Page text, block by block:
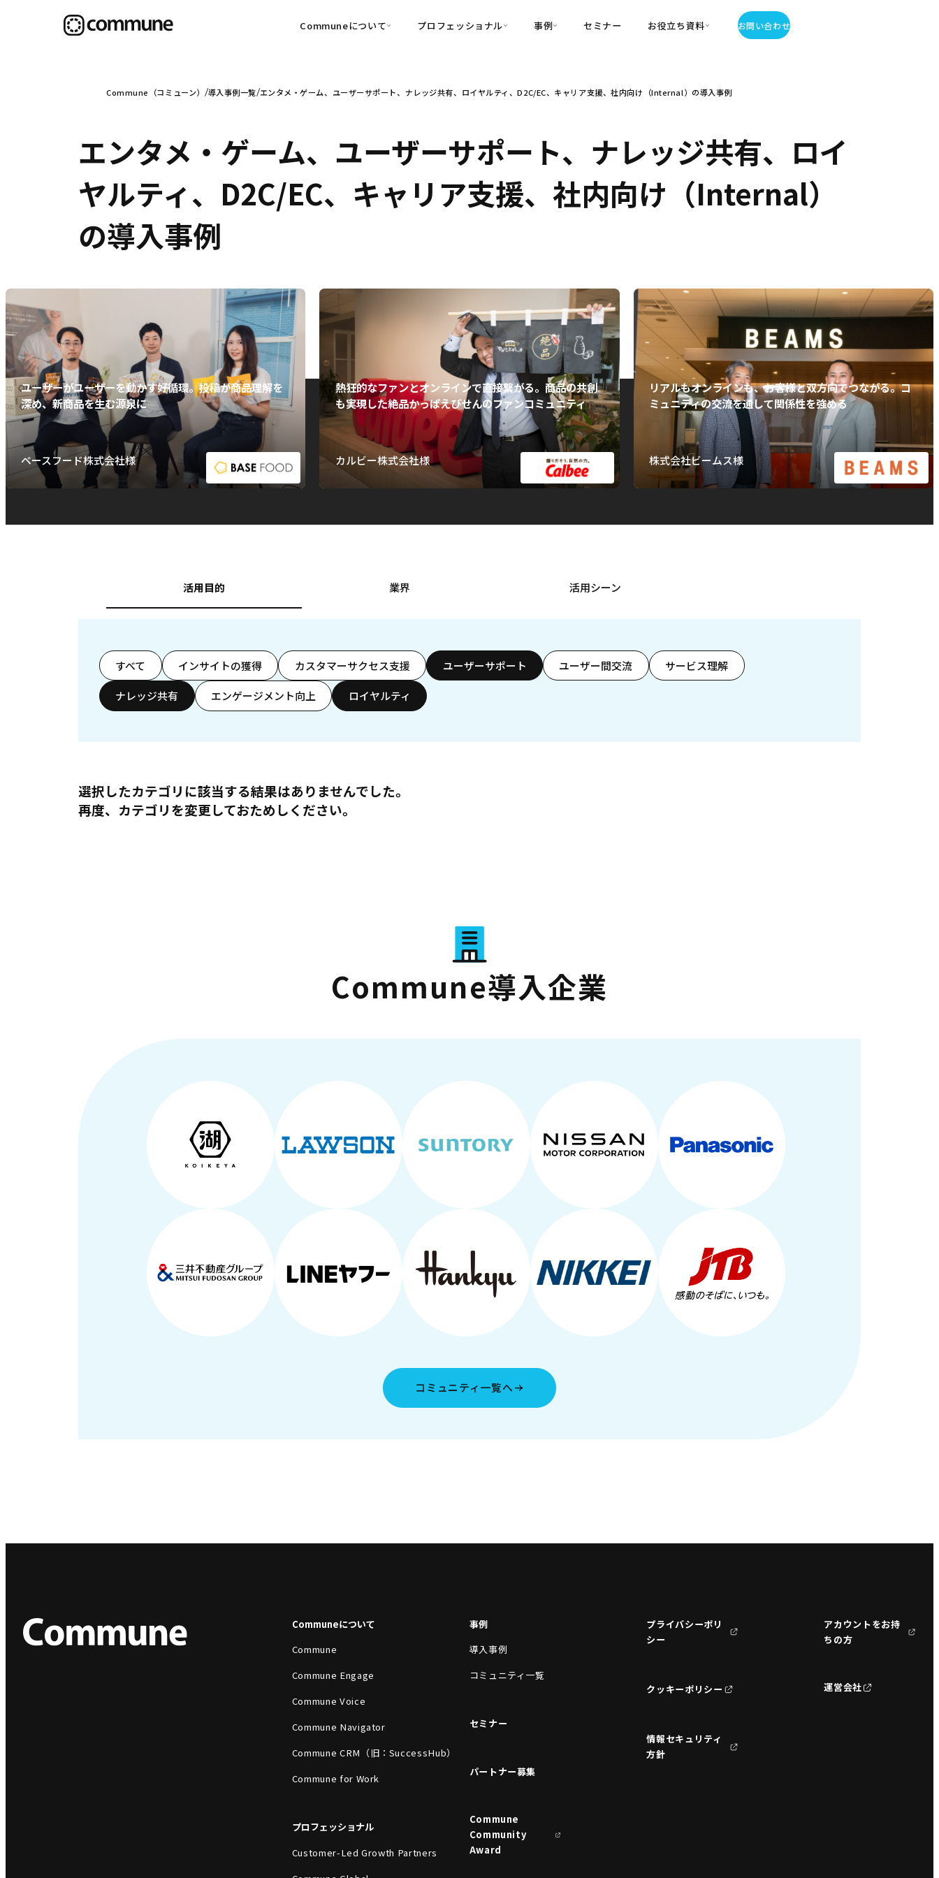
Communeについて
可視化
育成
・Commune Voice ・Commune Navigator
信頼を醸成する信頼起点経営基盤
・Commune CRM（旧：
SuccessHub）
プロフェッショナル
・Customer-Led Growth
事例
導入事例
セミナー お役立ち資料
・お役立ち資料
お問い合わせ
Commune（コミューン） 導入事例一覧 エンタメ・ゲーム、ユーザーサポート、ナレッジ共有、ロイヤルティ、D2C/EC、キャリア支援、社内向け（Internal）の導入事例
エンタメ・ゲーム、ユーザーサポート、ナレッジ共有、ロイ
ヤルティ、D2C/EC、キャリア支援、社内向け（Internal）
の導入事例
ユーザーがユーザーを動かす好循環。投稿が商品理解を
深め、新商品を生む源泉に
ベースフード株式会社様
熱狂的なファンとオンラインで直接繋がる。商品の共創
も実現した絶品かっぱえびせんのファンコミュニティ
カルビー株式会社様
リアルもオンラインも、お客様と双方向でつながる。コ
ミュニティの交流を通して関係性を強める
株式会社ビームス様
活用目的 業界 活用シーン
すべて インサイトの獲得 カスタマーサクセス支援 ユーザーサポート ユーザー間交流 サービス理解
ナレッジ共有 エンゲージメント向上 ロイヤルティ
選択したカテゴリに該当する結果はありませんでした。
再度、カテゴリを変更しておためしください。
Commune導入企業
コミュニティ一覧へ
Communeについて
Commune
Commune Engage
Commune Voice
Commune Navigator
Commune CRM（旧：SuccessHub）
Commune for Work
プロフェッショナル
Customer-Led Growth Partners
事例
導入事例
コミュニティ一覧
セミナー
パートナー募集
Commune
Community
Award
プライバシーポリ
シー
クッキーポリシー
情報セキュリティ
方針
アカウントをお持
ちの方
運営会社